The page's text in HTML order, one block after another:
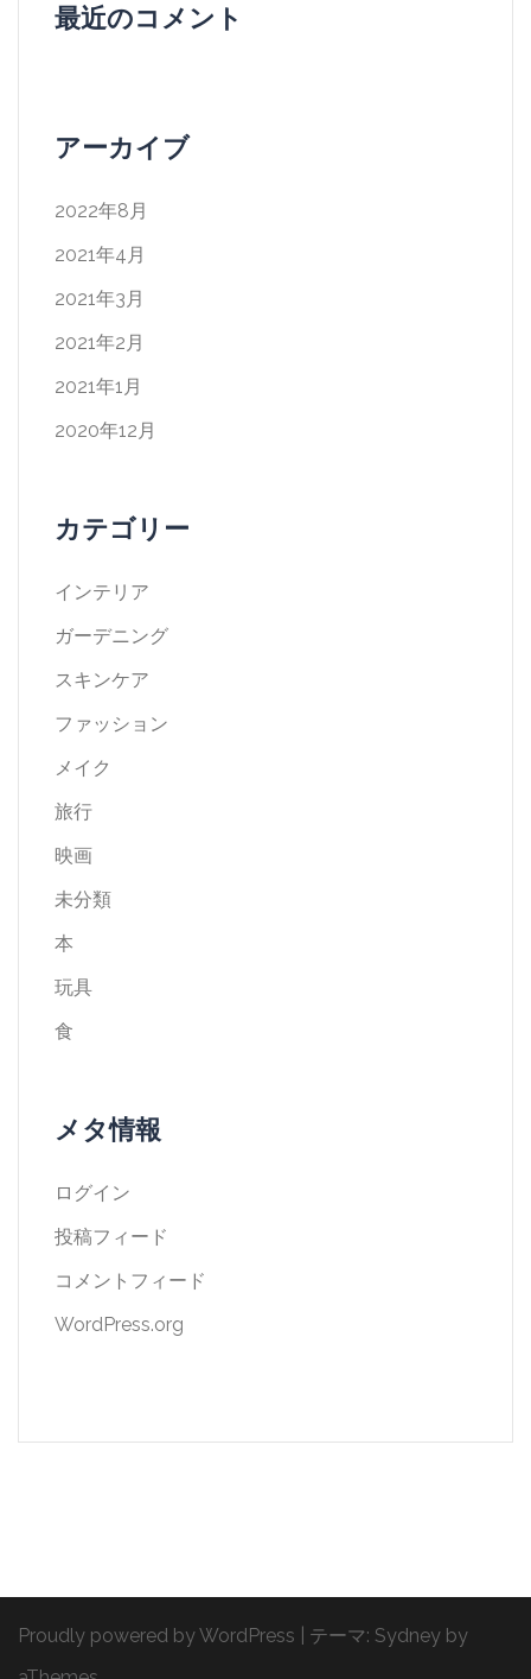
最近のコメント
アーカイブ
2022年8月
2021年4月
2021年3月
2021年2月
2021年1月
2020年12月
カテゴリー
インテリア
ガーデニング
スキンケア
ファッション
メイク
旅行
映画
未分類
本
玩具
食
メタ情報
ログイン
投稿フィード
コメントフィード
WordPress.org
Proudly powered by WordPress テーマ: Sydney by